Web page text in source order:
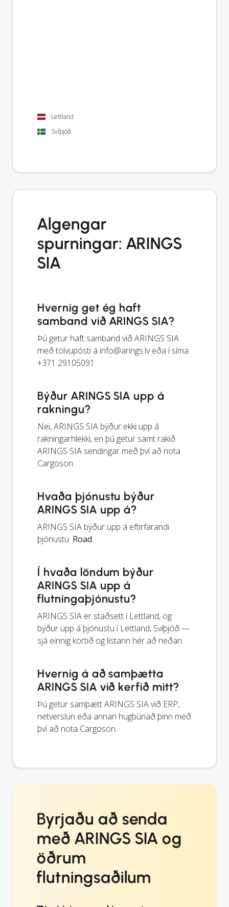
Lettland
Svíþjóð
Algengar
spurningar: ARINGS
SIA
Hvernig get ég haft
samband við ARINGS SIA?
Þú getur haft samband við ARINGS SIA
með tölvupósti á info@arings.lveða í síma
+371 29105091.
Býður ARINGS SIA upp á
rakningu?
Nei, ARINGS SIA býður ekki upp á
rakningarhlekki, en þú getur samt rakið
ARINGS SIA sendingar með því að nota
Cargoson.
Hvaða þjónustu býður
ARINGS SIA upp á?
ARINGS SIA býður upp á eftirfarandi
þjónustu: Road.
Í hvaða löndum býður
ARINGS SIA upp á
flutningaþjónustu?
ARINGS SIA er staðsett í Lettland, og
býður upp á þjónustu í Lettland, Svíþjóð —
sjá einnig kortið og listann hér að neðan.
Hvernig á að samþætta
ARINGS SIA við kerfið mitt?
Þú getur samþætt ARINGS SIA við ERP,
netverslun eða annan hugbúnað þinn með
því að nota Cargoson.
Byrjaðu að senda
með ARINGS SIA og
öðrum
flutningsaðilum